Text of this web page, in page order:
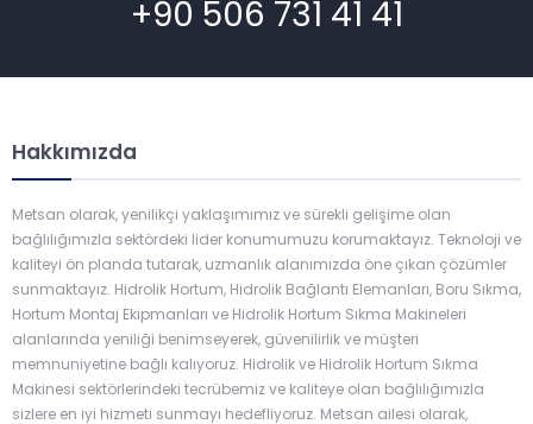
+90 506 731 41 41
Hakkımızda
Metsan olarak, yenilikçi yaklaşımımız ve sürekli gelişime olan
bağlılığımızla sektördeki lider konumumuzu korumaktayız. Teknoloji ve
kaliteyi ön planda tutarak, uzmanlık alanımızda öne çıkan çözümler
sunmaktayız. Hidrolik Hortum, Hidrolik Bağlantı Elemanları, Boru Sıkma,
Hortum Montaj Ekipmanları ve Hidrolik Hortum Sıkma Makineleri
alanlarında yeniliği benimseyerek, güvenilirlik ve müşteri
memnuniyetine bağlı kalıyoruz. Hidrolik ve Hidrolik Hortum Sıkma
Makinesi sektörlerindeki tecrübemiz ve kaliteye olan bağlılığımızla
sizlere en iyi hizmeti sunmayı hedefliyoruz. Metsan ailesi olarak,